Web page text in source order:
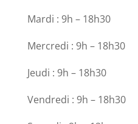
Mardi : 9h – 18h30
Mercredi : 9h – 18h30
Jeudi : 9h – 18h30
Vendredi : 9h – 18h30